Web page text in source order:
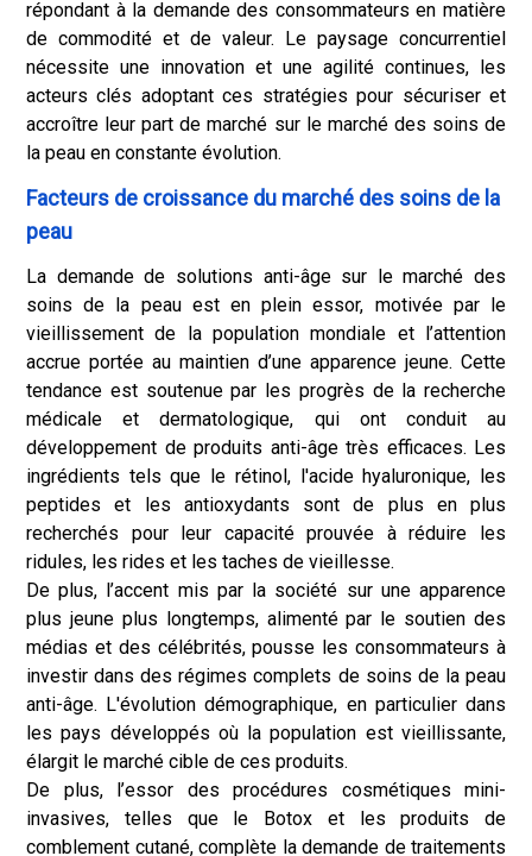
répondant à la demande des consommateurs en matière
de commodité et de valeur. Le paysage concurrentiel
nécessite une innovation et une agilité continues, les
acteurs clés adoptant ces stratégies pour sécuriser et
accroître leur part de marché sur le marché des soins de
la peau en constante évolution.
Facteurs de croissance du marché des soins de la
peau
La demande de solutions anti-âge sur le marché des
soins de la peau est en plein essor, motivée par le
vieillissement de la population mondiale et l’attention
accrue portée au maintien d’une apparence jeune. Cette
tendance est soutenue par les progrès de la recherche
médicale et dermatologique, qui ont conduit au
développement de produits anti-âge très efficaces. Les
ingrédients tels que le rétinol, l'acide hyaluronique, les
peptides et les antioxydants sont de plus en plus
recherchés pour leur capacité prouvée à réduire les
ridules, les rides et les taches de vieillesse.
De plus, l’accent mis par la société sur une apparence
plus jeune plus longtemps, alimenté par le soutien des
médias et des célébrités, pousse les consommateurs à
investir dans des régimes complets de soins de la peau
anti-âge. L'évolution démographique, en particulier dans
les pays développés où la population est vieillissante,
élargit le marché cible de ces produits.
De plus, l’essor des procédures cosmétiques mini-
invasives, telles que le Botox et les produits de
comblement cutané, complète la demande de traitements